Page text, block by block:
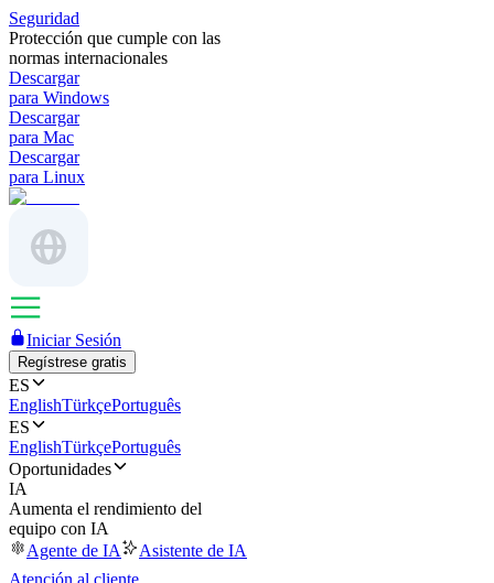
Seguridad
Protección que cumple con las
normas internacionales
Descargar
para Windows
Descargar
para Mac
Descargar
para Linux
Iniciar Sesión
Regístrese gratis
ES
EnglishTürkçePortuguês
ES
EnglishTürkçePortuguês
Oportunidades
IA
Aumenta el rendimiento del
equipo con IA
Agente de IA
Asistente de IA
Atención al cliente